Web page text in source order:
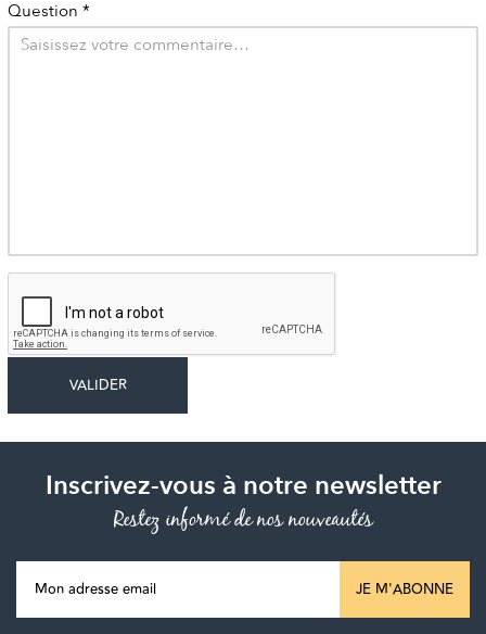
Question *
Inscrivez-vous à notre newsletter
Restez informé de nos nouveautés
JE M'ABONNE